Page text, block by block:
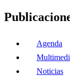
Agenda
Noticias